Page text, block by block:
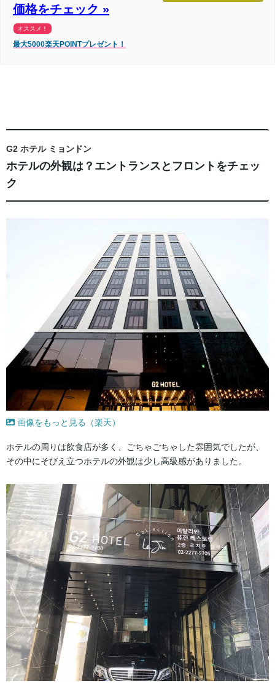
価格をチェック »
オススメ！
最大5000楽天POINTプレゼント！
G2 ホテル ミョンドン
ホテルの外観は？エントランスとフロントをチェッ
ク
画像をもっと見る（楽天）
ホテルの周りは飲食店が多く、ごちゃごちゃした雰囲気でしたが、
その中にそびえ立つホテルの外観は少し高級感がありました。